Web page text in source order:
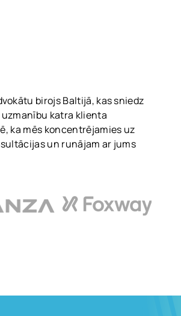
birojs Baltijā, kas sniedz
katra klienta
ka mēs koncentrējamies uz
un runājam ar jums